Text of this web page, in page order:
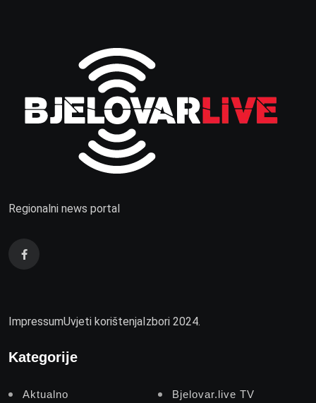
Regionalni news portal
ImpressumUvjeti korištenjaIzbori 2024.
Kategorije
Aktualno Bjelovar.live TV